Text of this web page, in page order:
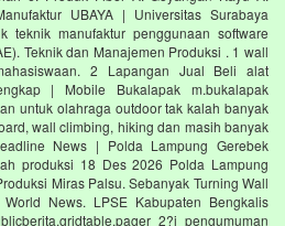
UBAYA | Universitas Surabaya
teknik manufaktur penggunaan software
Teknik dan Manajemen Produksi . 1 wall
2 Lapangan Jual Beli alat
| Mobile Bukalapak m.bukalapak
untuk olahraga outdoor tak kalah banyak
wall climbing, hiking dan masih banyak
News | Polda Lampung Gerebek
produksi 18 Des 2026 Polda Lampung
Miras Palsu. Sebanyak Turning Wall
News. LPSE Kabupaten Bengkalis
2?j pengumuman